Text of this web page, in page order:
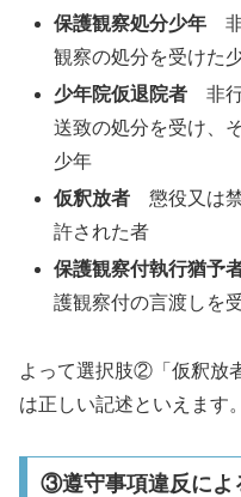
保護観察処分少年 非
観察の処分を受けた
少年院仮退院者 非行
送致の処分を受け、
少年
仮釈放者 懲役又は
許された者
保護観察付執行猶予
護観察付の言渡しを
よって選択肢②「仮釈放
は正しい記述といえます。
③遵守事項違反によ